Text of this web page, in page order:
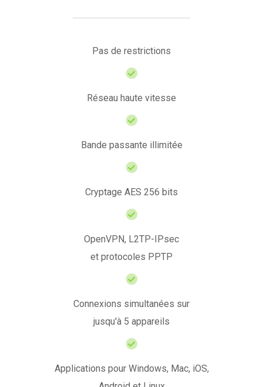
Pas de restrictions
Réseau haute vitesse
Bande passante illimitée
Cryptage AES 256 bits
OpenVPN, L2TP-IPsec
et protocoles PPTP
Connexions simultanées sur
jusqu'à 5 appareils
Applications pour Windows, Mac, iOS,